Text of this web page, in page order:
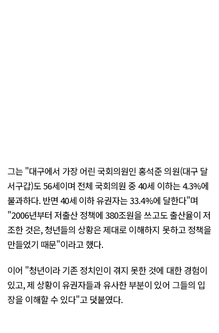
그는 "대구에서 가장 어린 국회의원인 홍석준 의원(대구 달
서구갑)도 56세이며 전체 국회의원 중 40세 이하는 4.3%에
불과하다. 반면 40세 이하 유권자는 33.4%에 달한다"며
"2006년부터 저출산 정책에 380조원을 쓰고도 출산율이 저
조한 것은, 청년들의 상황은 제대로 이해하지 못하고 정책을
만들었기 때문"이라고 했다.
이어 "청년이라 기존 정치인이 겪지 못한 것에 대한 경험이
있고, 제 상황이 유권자들과 유사한 부분이 있어 그들의 입
장을 이해할 수 있다"고 덧붙였다.